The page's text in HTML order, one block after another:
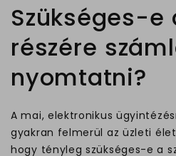
Szükséges-e
részére
nyomtatni?
A mai, elektronikus
gyakran felmerül az üzleti
hogy tényleg szükséges-e a